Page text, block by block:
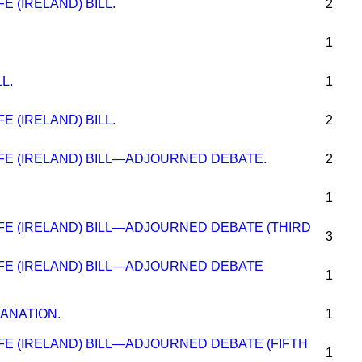
(IRELAND) BILL. 2
1
1
(IRELAND) BILL. 2
(IRELAND) BILL—ADJOURNED DEBATE. 2
1
(IRELAND) BILL—ADJOURNED DEBATE (THIRD
3
(IRELAND) BILL—ADJOURNED DEBATE
1
1
(IRELAND) BILL—ADJOURNED DEBATE (FIFTH
1